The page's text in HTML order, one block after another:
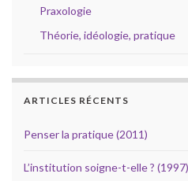
Praxologie
Théorie, idéologie, pratique
ARTICLES RÉCENTS
Penser la pratique (2011)
L’institution soigne-t-elle ? (1997)